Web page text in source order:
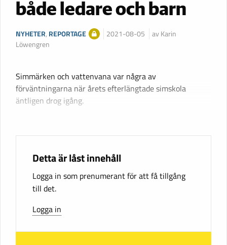
både ledare och barn
NYHETER, REPORTAGE 2021-08-05
av Karin
Löwengren
Simmärken och vattenvana var några av
förväntningarna när årets efterlängtade simskola
äntligen drog igång.
Detta är låst innehåll
Logga in som prenumerant för att få tillgång
till det.
Logga in